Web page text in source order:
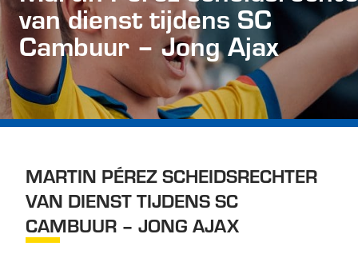
van dienst tijdens SC
Cambuur – Jong Ajax
MARTIN PÉREZ SCHEIDSRECHTER
VAN DIENST TIJDENS SC
CAMBUUR – JONG AJAX